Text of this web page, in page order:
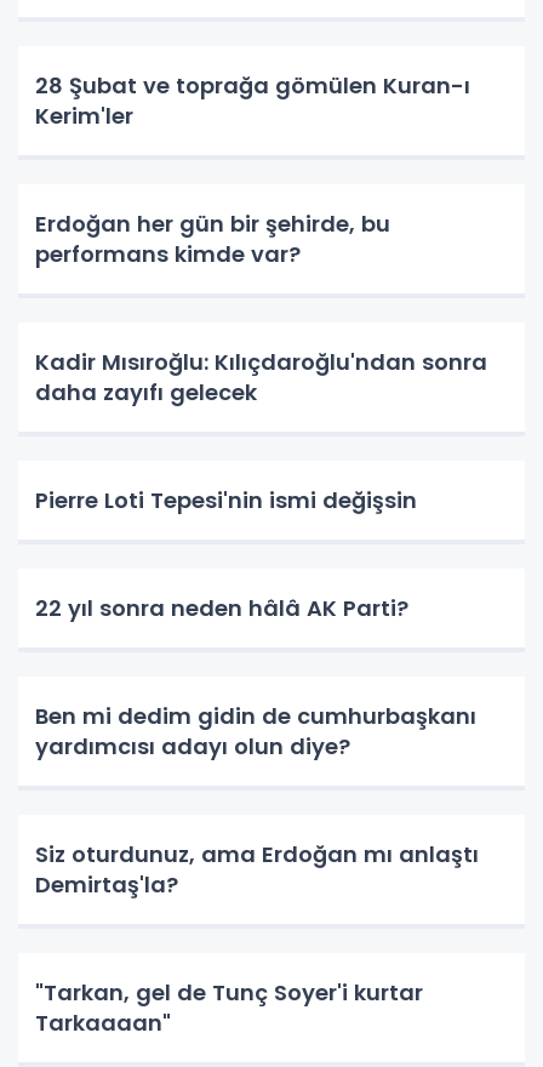
28 Şubat ve toprağa gömülen Kuran-ı
Kerim'ler
Erdoğan her gün bir şehirde, bu
performans kimde var?
Kadir Mısıroğlu: Kılıçdaroğlu'ndan sonra
daha zayıfı gelecek
Pierre Loti Tepesi'nin ismi değişsin
22 yıl sonra neden hâlâ AK Parti?
Ben mi dedim gidin de cumhurbaşkanı
yardımcısı adayı olun diye?
Siz oturdunuz, ama Erdoğan mı anlaştı
Demirtaş'la?
"Tarkan, gel de Tunç Soyer'i kurtar
Tarkaaaan"